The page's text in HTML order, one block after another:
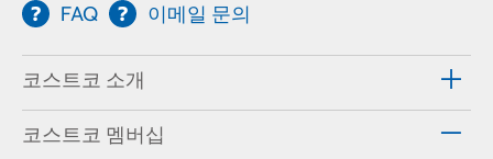
FAQ 이메일 문의
코스트코 소개
코스트코 멤버십